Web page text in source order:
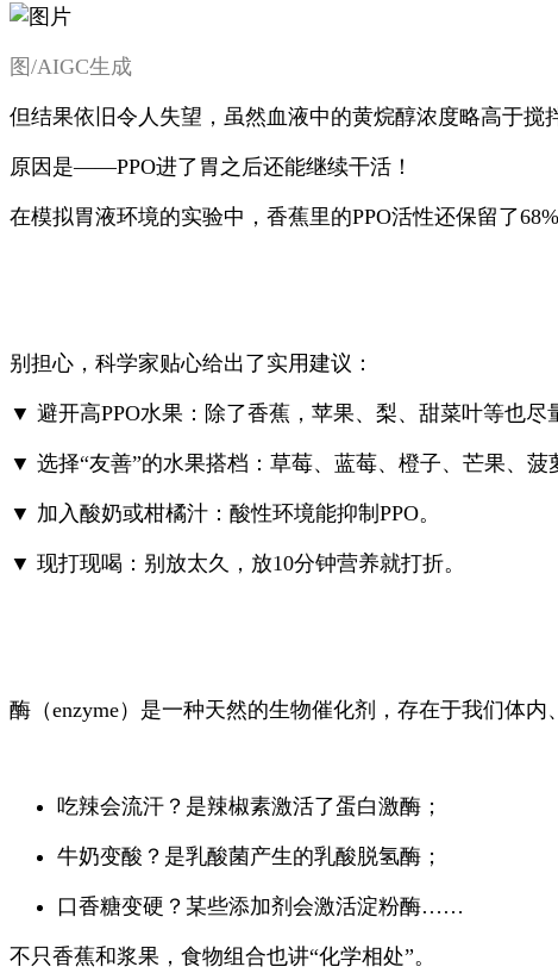
图/AIGC生成
但结果依旧令人失望，虽然血液中的黄烷醇浓度略高于搅
原因是——PPO进了胃之后还能继续干活！
在模拟胃液环境的实验中，香蕉里的PPO活性还保留了
别担心，科学家贴心给出了实用建议：
▼ 避开高PPO水果：除了香蕉，苹果、梨、甜菜叶等也尽
▼ 选择“友善”的水果搭档：草莓、蓝莓、橙子、芒果、菠
▼ 加入酸奶或柑橘汁：酸性环境能抑制PPO。
▼ 现打现喝：别放太久，放10分钟营养就打折。
酶（enzyme）是一种天然的生物催化剂，存在于我们体
吃辣会流汗？是辣椒素激活了蛋白激酶；
牛奶变酸？是乳酸菌产生的乳酸脱氢酶；
口香糖变硬？某些添加剂会激活淀粉酶……
不只香蕉和浆果，食物组合也讲“化学相处”。